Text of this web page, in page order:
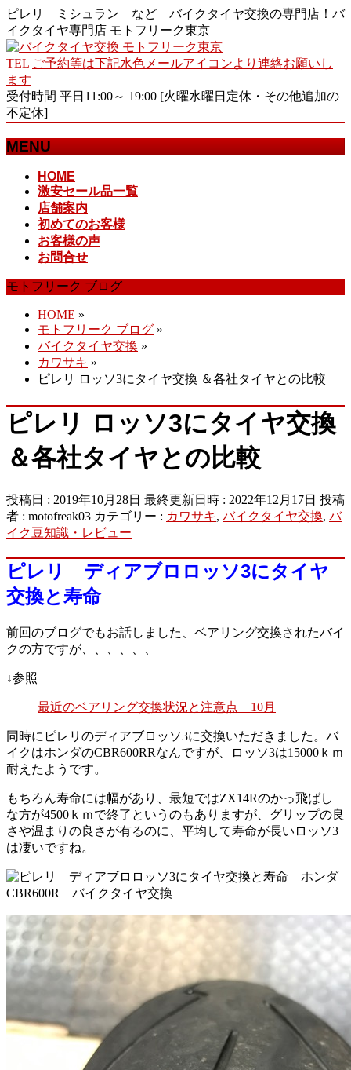
ピレリ ミシュラン など バイクタイヤ交換の専門店！バ
イクタイヤ専門店 モトフリーク東京
TEL ご予約等は下記水色メールアイコンより連絡お願いし
ます
受付時間 平日11:00～ 19:00 [火曜水曜日定休・その他追加の
不定休]
MENU
ば
す
HOME
激安セール品一覧
店舗案内
初めてのお客様
お客様の声
お問合せ
モトフリーク ブログ
HOME »
モトフリーク ブログ »
バイクタイヤ交換 »
カワサキ »
ピレリ ロッソ3にタイヤ交換 ＆各社タイヤとの比較
ピレリ ロッソ3にタイヤ交換
＆各社タイヤとの比較
投稿日 : 2019年10月28日 最終更新日時 : 2022年12月17日 投稿
者 : motofreak03 カテゴリー : カワサキ, バイクタイヤ交換, バ
イク豆知識・レビュー
ピレリ ディアブロロッソ3にタイヤ
交換と寿命
前回のブログでもお話しました、ベアリング交換されたバイ
クの方ですが、、、、、、
↓参照
最近のベアリング交換状況と注意点 10月
同時にピレリのディアブロッソ3に交換いただきました。バ
イクはホンダのCBR600RRなんですが、ロッソ3は15000ｋｍ
耐えたようです。
もちろん寿命には幅があり、最短ではZX14Rのかっ飛ばし
な方が4500ｋｍで終了というのもありますが、グリップの良
さや温まりの良さが有るのに、平均して寿命が長いロッソ3
は凄いですね。